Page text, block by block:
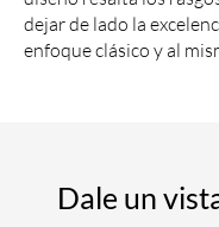
dejar de lado la
enfoque clásico y al
Dale un